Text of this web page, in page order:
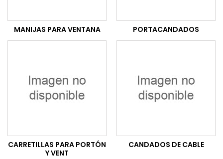
MANIJAS PARA VENTANA PORTACANDADOS
CARRETILLAS PARA PORTÓN
Y VENT
CANDADOS DE CABLE